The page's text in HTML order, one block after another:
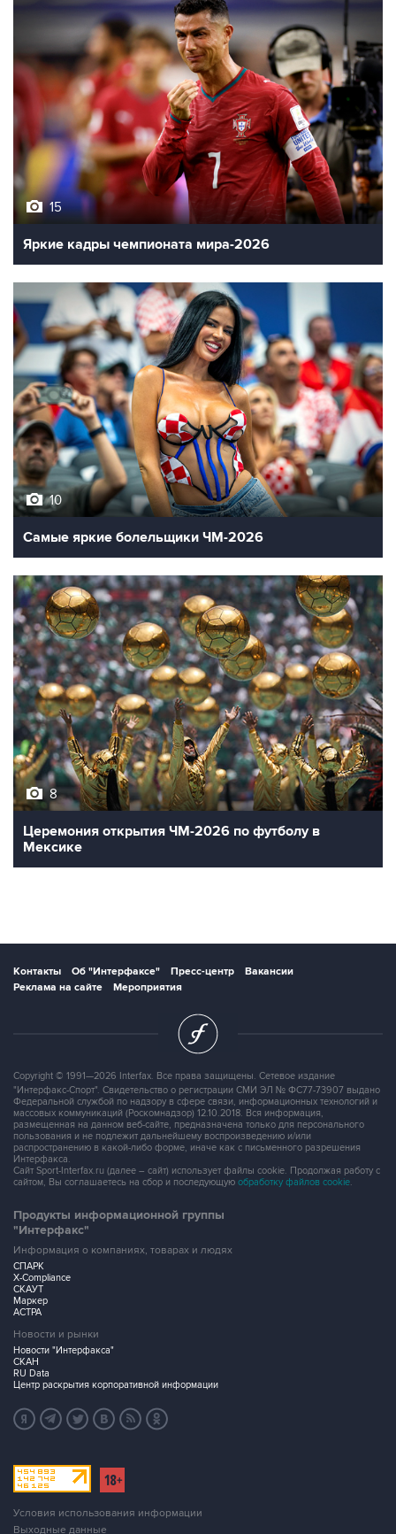
15
Яркие кадры чемпионата мира-2026
10
Самые яркие болельщики ЧМ-2026
8
Церемония открытия ЧМ-2026 по футболу в
Мексике
Контакты Об "Интерфаксе" Пресс-центр
Вакансии
Реклама на сайте
Мероприятия
Copyright © 1991—2026 Interfax. Все права защищены. Сетевое издание
"Интерфакс-Спорт". Свидетельство о регистрации СМИ ЭЛ № ФС77-73907 выдано
Федеральной службой по надзору в сфере связи, информационных технологий и
массовых коммуникаций (Роскомнадзор) 12.10.2018. Вся информация,
размещенная на данном веб-сайте, предназначена только для персонального
пользования и не подлежит дальнейшему воспроизведению и/или
распространению в какой-либо форме, иначе как с письменного разрешения
Интерфакса.
Сайт Sport-Interfax.ru (далее – сайт) использует файлы cookie. Продолжая работу с
сайтом, Вы соглашаетесь на сбор и последующую обработку файлов cookie.
Продукты информационной группы
"Интерфакс"
Информация о компаниях, товарах и людях
СПАРК
X-Compliance
СКАУТ
Маркер
АСТРА
Новости и рынки
Новости "Интерфакса"
СКАН
RU Data
Центр раскрытия корпоративной информации
Условия использования информации
Выходные данные